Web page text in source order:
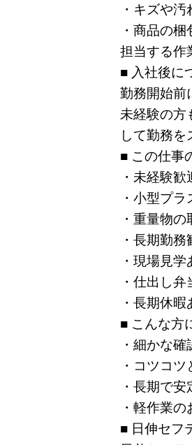
・キズや
・商品の梱
担当する作
■ 入社後に
勤務開始前
未経験の方
して勤務を
■ この仕事
・未経験歓
・小型プ
・重量物
・長期勤務
・現場見学
・仕出し弁
・長期休
■ こんな方
・細かな
・コツコ
・長期で
・軽作業
■ 日伸セフ